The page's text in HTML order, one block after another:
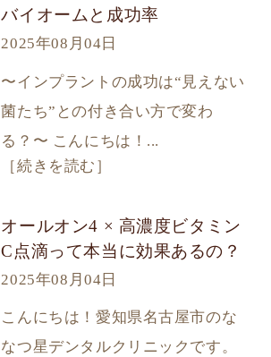
バイオームと成功率
2025年08月04日
〜インプラントの成功は“見えない
菌たち”との付き合い方で変わ
る？〜 こんにちは！...
［続きを読む］
オールオン4 × 高濃度ビタミン
C点滴って本当に効果あるの？
2025年08月04日
こんにちは！愛知県名古屋市のな
なつ星デンタルクリニックです。